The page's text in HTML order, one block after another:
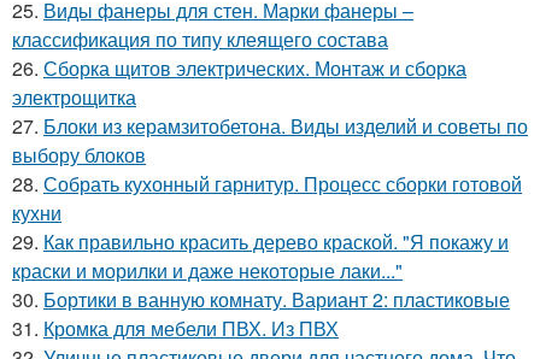
25. Виды фанеры для стен. Марки фанеры –
классификация по типу клеящего состава
26. Сборка щитов электрических. Монтаж и сборка
электрощитка
27. Блоки из керамзитобетона. Виды изделий и советы по
выбору блоков
28. Собрать кухонный гарнитур. Процесс сборки готовой
кухни
29. Как правильно красить дерево краской. "Я покажу и
краски и морилки и даже некоторые лаки..."
30. Бортики в ванную комнату. Вариант 2: пластиковые
31. Кромка для мебели ПВХ. Из ПВХ